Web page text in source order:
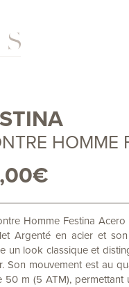
HOMME
€
Homme Festina
Argenté en acier et
un look classique et
Son mouvement est au
50 m (5 ATM), permettant